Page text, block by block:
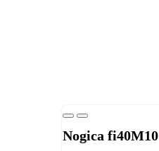
Nogica fi40M10